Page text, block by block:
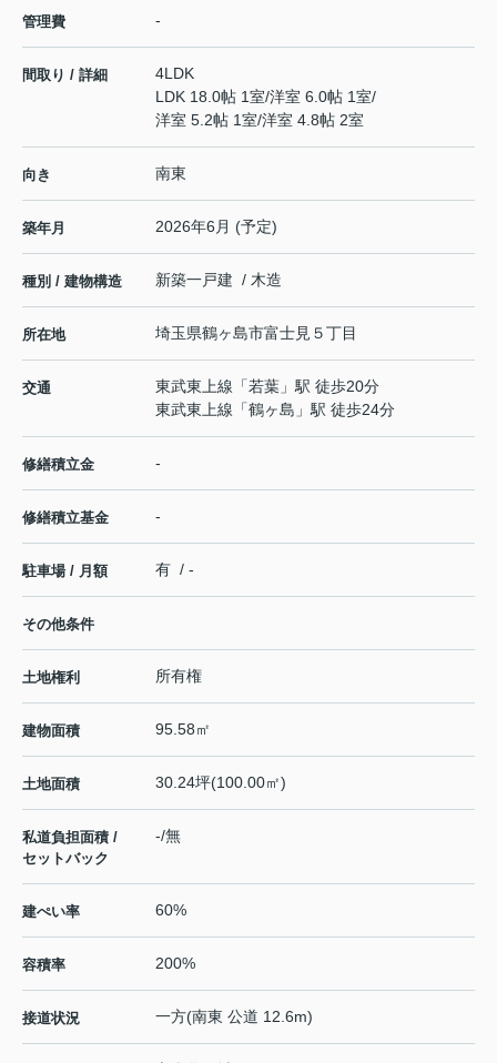
管理費 -
間取り / 詳細
4LDK
LDK 18.0帖 1室/洋室 6.0帖 1室/
洋室 5.2帖 1室/洋室 4.8帖 2室
向き 南東
築年月 2026年6月 (予定)
種別 / 建物構造 新築一戸建 / 木造
所在地 埼玉県鶴ヶ島市富士見 ５丁目
交通 東武東上線 「若葉 」駅 徒歩20分
東武東上線 「鶴ヶ島 」駅 徒歩24分
修繕積立金 -
修繕積立基金 -
駐車場 / 月額 有 / -
その他条件
土地権利 所有権
建物面積 95.58㎡
土地面積 30.24坪(100.00㎡)
私道負担面積 /
セットバック
-/無
建ぺい率 60%
容積率 200%
接道状況 一方(南東 公道 12.6m)